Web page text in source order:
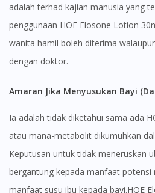
adalah terhad kajian manusia yang
penggunaan HOE Elosone Lotion
wanita hamil boleh diterima
dengan doktor.
Amaran Jika Menyusukan Bayi
Ia adalah tidak diketahui sama ada
atau mana-metabolit dikumuhkan
Keputusan untuk tidak meneruskan
bergantung kepada manfaat potensi
manfaat susu ibu kepada bayi.HOE